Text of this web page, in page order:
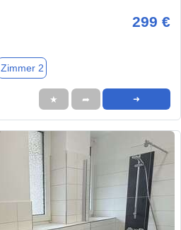
299 €
Zimmer 2
★ ➦ ➜